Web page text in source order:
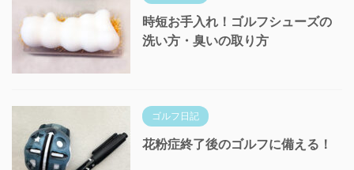
時短お手入れ！ゴルフシューズの
洗い方・臭いの取り方
ゴルフ日記
花粉症終了後のゴルフに備える！